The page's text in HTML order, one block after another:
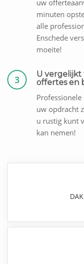
uw
minuten
alle
Enschede
moeite!
3
U vergelijkt
offertes en
uw opdracht
u rustig kunt
kan nemen!